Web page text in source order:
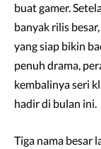
buat gamer.
banyak rilis
yang siap bikin
penuh drama,
kembalinya seri
hadir di bulan ini.
Tiga nama besar